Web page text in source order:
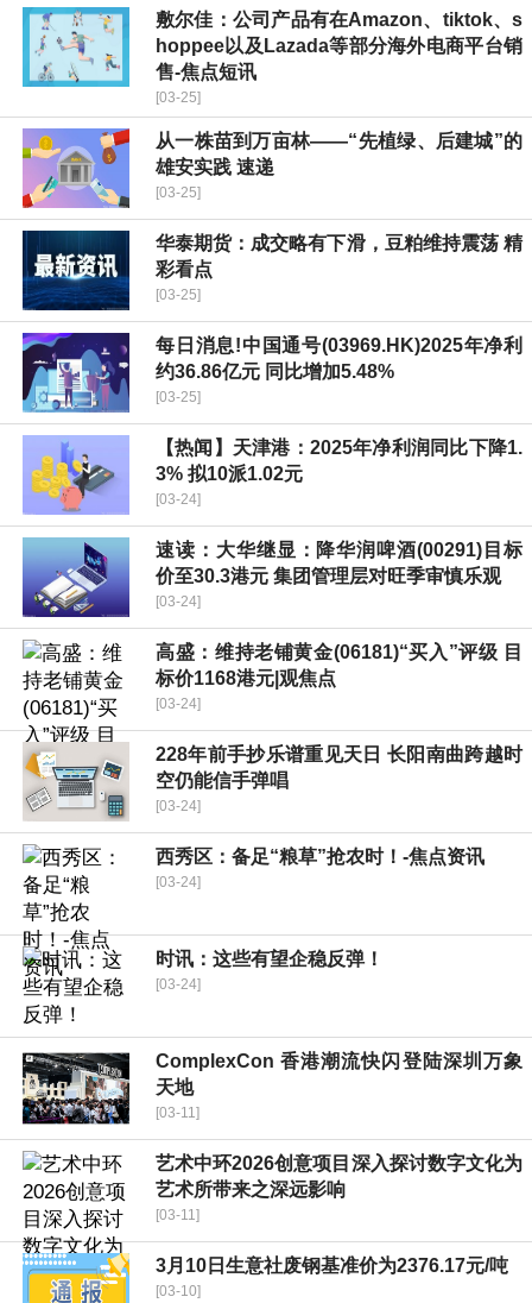
敷尔佳：公司产品有在Amazon、tiktok、s
hoppee以及Lazada等部分海外电商平台销
售-焦点短讯
[03-25]
从一株苗到万亩林——“先植绿、后建城”的
雄安实践 速递
[03-25]
华泰期货：成交略有下滑，豆粕维持震荡 精
彩看点
[03-25]
每日消息!中国通号(03969.HK)2025年净利
约36.86亿元 同比增加5.48%
[03-25]
【热闻】天津港：2025年净利润同比下降1.
3% 拟10派1.02元
[03-24]
速读：大华继显：降华润啤酒(00291)目标
价至30.3港元 集团管理层对旺季审慎乐观
[03-24]
高盛：维持老铺黄金(06181)“买入”评级 目
标价1168港元|观焦点
[03-24]
228年前手抄乐谱重见天日 长阳南曲跨越时
空仍能信手弹唱
[03-24]
西秀区：备足“粮草”抢农时！-焦点资讯
[03-24]
时讯：这些有望企稳反弹！
[03-24]
ComplexCon 香港潮流快闪登陆深圳万象
天地
[03-11]
艺术中环2026创意项目深入探讨数字文化为
艺术所带来之深远影响
[03-11]
3月10日生意社废钢基准价为2376.17元/吨
[03-10]